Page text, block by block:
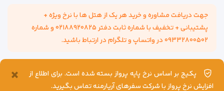
جهت دریافت مشاوره و خرید هر یک از هتل ها با نرخ ويژه +
پشتیبانی + تخفیف با شماره ثابت دفتر ۰۲۱۸۸۹۲۰۸۲۵ و شماره
۰۹۳۳۲۸۰۰۵۰۲ در واتساپ و تلگرام در ارتباط باشید.
×
پکیج بر اساس نرخ پایه پرواز بسته شده است. برای اطلاع از
افزایش نرخ پرواز با شرکت سفرهای آریارمنه تماس بگیرید.